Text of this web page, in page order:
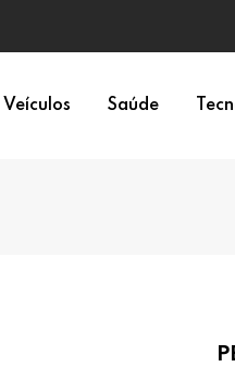
Veículos Saúde